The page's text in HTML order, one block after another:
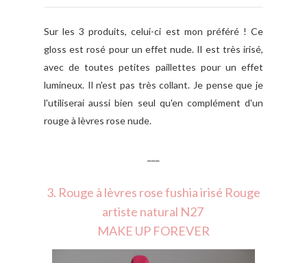
Sur les 3 produits, celui-ci est mon préféré ! Ce
gloss est rosé pour un effet nude. Il est très irisé,
avec de toutes petites paillettes pour un effet
lumineux. Il n'est pas très collant. Je pense que je
l'utiliserai aussi bien seul qu'en complément d'un
rouge à lèvres rose nude.
3. Rouge à lèvres rose fushia irisé Rouge
artiste natural N27
MAKE UP FOREVER